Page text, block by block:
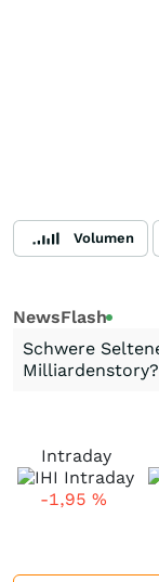
Volumen
NewsFlash
Schwere
Milliardenstory?
Intraday
-1,95 %